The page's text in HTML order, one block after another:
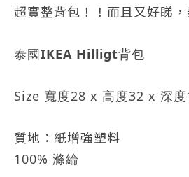
超實整背包！！而且又好睇
泰國 IKEA Hilligt背包
Size 寬度28 x 高度32 x 深度
質地：紙增強塑料
100% 滌綸